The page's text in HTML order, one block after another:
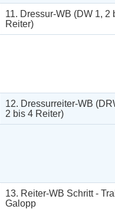
11. Dressur-WB (DW 1, 2
Reiter)
12. Dressurreiter-WB
2 bis 4 Reiter)
13. Reiter-WB Schritt -
Galopp